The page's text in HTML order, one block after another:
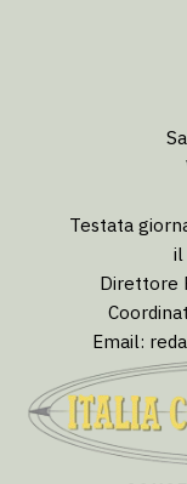
Testata
il
Direttore
Email: